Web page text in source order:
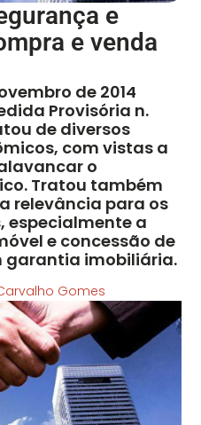
e
e venda
de 2014
Provisória n.
de diversos
com vistas a
o
Tratou também
relevância para os
especialmente a
e concessão de
garantia imobiliária.
Gomes